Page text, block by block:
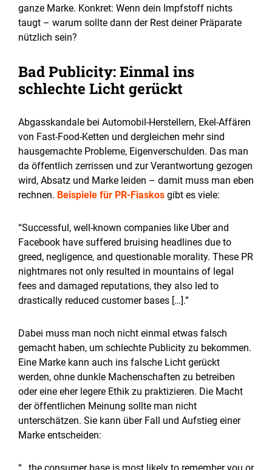
ganze Marke. Konkret: Wenn dein Impfstoff nichts
taugt – warum sollte dann der Rest deiner Präparate
nützlich sein?
Bad Publicity: Einmal ins
schlechte Licht gerückt
Abgasskandale bei Automobil-Herstellern, Ekel-Affären
von Fast-Food-Ketten und dergleichen mehr sind
hausgemachte Probleme, Eigenverschulden. Das man
da öffentlich zerrissen und zur Verantwortung gezogen
wird, Absatz und Marke leiden – damit muss man eben
rechnen. Beispiele für PR-Fiaskos gibt es viele:
“Successful, well-known companies like Uber and
Facebook have suffered bruising headlines due to
greed, negligence, and questionable morality. These PR
nightmares not only resulted in mountains of legal
fees and damaged reputations, they also led to
drastically reduced customer bases […].”
Dabei muss man noch nicht einmal etwas falsch
gemacht haben, um schlechte Publicity zu bekommen.
Eine Marke kann auch ins falsche Licht gerückt
werden, ohne dunkle Machenschaften zu betreiben
oder eine eher legere Ethik zu praktizieren. Die Macht
der öffentlichen Meinung sollte man nicht
unterschätzen. Sie kann über Fall und Aufstieg einer
Marke entscheiden: